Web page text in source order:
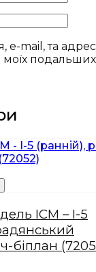
e-mail, та
ICM – І-5
біплан